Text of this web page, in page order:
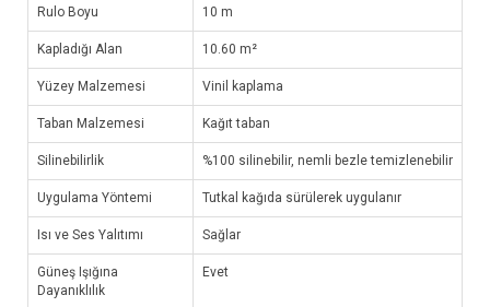
Rulo Boyu 10 m
Kapladığı Alan 10.60 m²
Yüzey Malzemesi Vinil kaplama
Taban Malzemesi Kağıt taban
Silinebilirlik %100 silinebilir, nemli bezle temizlenebilir
Uygulama Yöntemi Tutkal kağıda sürülerek uygulanır
Isı ve Ses Yalıtımı Sağlar
Güneş Işığına
Dayanıklılık
Evet